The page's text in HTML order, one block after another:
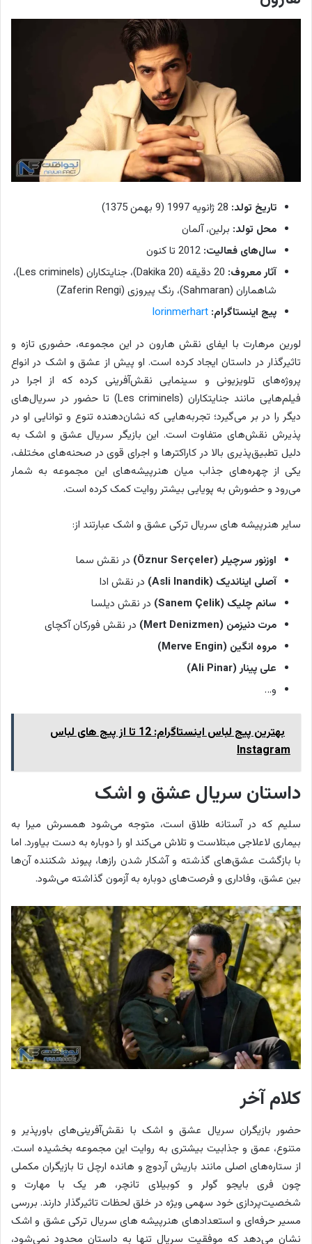
تاریخ تولد:
محل تولد: برلین، آلمان
سال‌های فعالیت:
آثار معروف:
20 دقیقه (20 Dakika)، جنایتکاران (Les criminels)،
شاهماران (Sahmaran)، رنگ پیروزی (Zaferin Rengi)
پیج اینستاگرام: lorinmerhart
لورین مرهارت با ایفای نقش هارون در این مجموعه، حضوری تازه و
تاثیرگذار در داستان ایجاد کرده است. او پیش از عشق و اشک در انواع
پروژه‌های تلویزیونی و سینمایی نقش‌آفرینی کرده که از اجرا در
فیلم‌هایی مانند جنایتکاران (Les criminels) تا حضور در سریال‌های
دیگر را در بر می‌گیرد؛ تجربه‌هایی که نشان‌دهنده تنوع و توانایی او در
پذیرش نقش‌های متفاوت است. این بازیگر سریال عشق و اشک به
دلیل تطبیق‌پذیری بالا در کاراکترها و اجرای قوی در صحنه‌های مختلف،
یکی از چهره‌های جذاب میان هنرپیشه‌های این مجموعه به شمار
می‌رود و حضورش به پویایی بیشتر روایت کمک کرده است.
سایر هنرپیشه های سریال ترکی عشق و اشک عبارتند از:
اوزنور سرچیلر (Öznur Serçeler
) در نقش سما
آصلی ایناندیک (Asli Inandik
) در نقش ادا
سانم چلیک (Sanem Çelik
) در نقش دیلسا
مرت دنیزمن (Mert Denizmen
) در نقش فورکان آکچای
مروه انگین (Merve Engin
)
علی پینار (Ali Pinar
)
و…
بهترین پیج لباس اینستاگرام: 12 تا از پیج های لباس
Instagram
داستان سریال عشق و اشک
سلیم که در آستانه طلاق است، متوجه می‌شود همسرش میرا به
بیماری لاعلاجی مبتلاست و تلاش می‌کند او را دوباره به دست بیاورد. اما
با بازگشت عشق‌های گذشته و آشکار شدن رازها، پیوند شکننده آن‌ها
بین عشق، وفاداری و فرصت‌های دوباره به آزمون گذاشته می‌شود.
کلام آخر
حضور بازیگران سریال عشق و اشک با نقش‌آفرینی‌های باورپذیر و
متنوع، عمق و جذابیت بیشتری به روایت این مجموعه بخشیده است.
از ستاره‌های اصلی مانند باریش آردوچ و هانده ارچل تا بازیگران مکملی
چون فری بایجو گولر و کوبیلای تانچر، هر یک با مهارت و
شخصیت‌پردازی خود سهمی ویژه در خلق لحظات تاثیرگذار دارند. بررسی
مسیر حرفه‌ای و استعدادهای هنرپیشه های سریال ترکی عشق و اشک
نشان می‌دهد که موفقیت سریال تنها به داستان محدود نمی‌شود،